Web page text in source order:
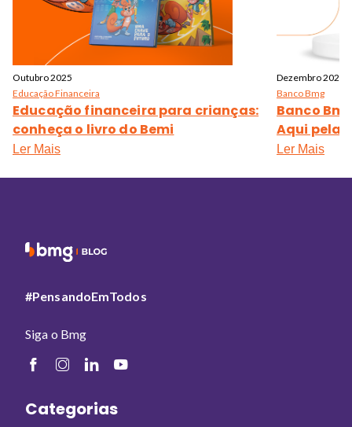
Outubro 2025
Educação Financeira
Educação financeira para crianças:
conheça o livro do Bemi
Ler Mais
Dezembro 2024
Banco Bmg
Banco
Aqui pela
Ler Mais
#PensandoEmTodos
Siga o Bmg
Categorias